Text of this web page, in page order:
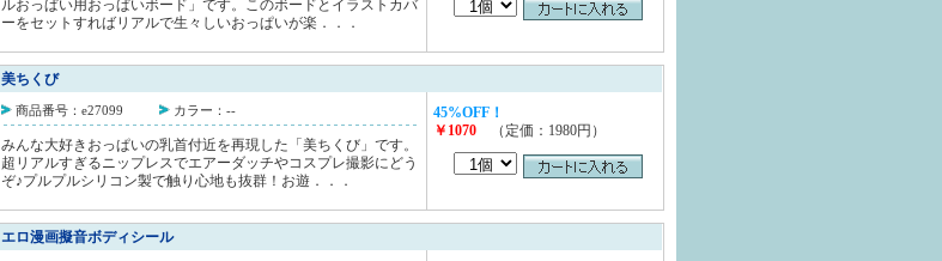
ルおっぱい用おっぱいボード」です。このボードとイラストカバ
ーをセットすればリアルで生々しいおっぱいが楽．．．
美ちくび
商品番号：e27099 カラー：--
みんな大好きおっぱいの乳首付近を再現した「美ちくび」です。
超リアルすぎるニップレスでエアーダッチやコスプレ撮影にどう
ぞ♪プルプルシリコン製で触り心地も抜群！お遊．．．
45%OFF！
￥1070 （定価：1980円）
エロ漫画擬音ボディシール